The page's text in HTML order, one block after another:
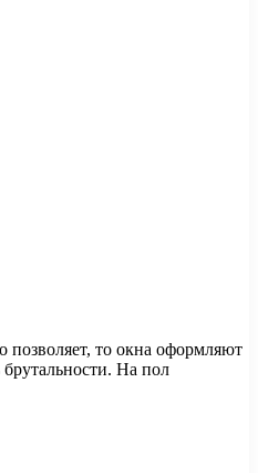
позволяет, то окна оформляют
На пол